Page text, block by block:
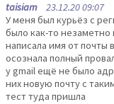
taisiam 23.12.20 09:07
У меня был курьёз с
было как-то незаметно
написала имя от почты
осознала полный
у gmail ещё не было
них новую почту с
тест туда пришла